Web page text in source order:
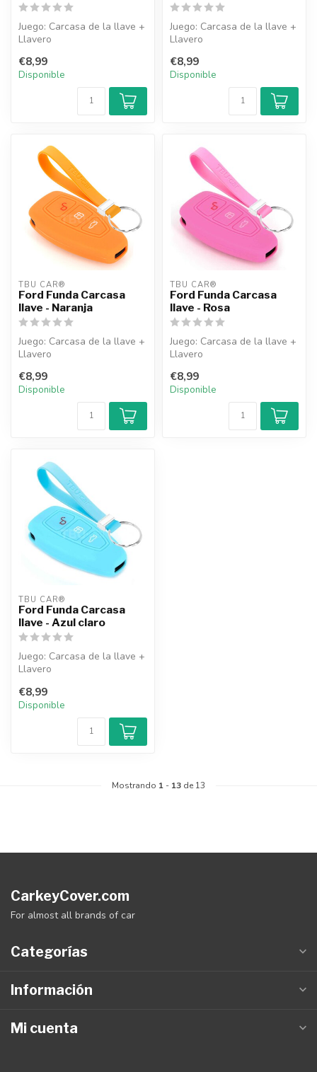
Juego: Carcasa de la llave +
Llavero
€8,99
Disponible
Juego: Carcasa de la llave +
Llavero
€8,99
Disponible
TBU CAR®
Ford Funda Carcasa
llave - Naranja
Juego: Carcasa de la llave +
Llavero
€8,99
Disponible
TBU CAR®
Ford Funda Carcasa
llave - Rosa
Juego: Carcasa de la llave +
Llavero
€8,99
Disponible
TBU CAR®
Ford Funda Carcasa
llave - Azul claro
Juego: Carcasa de la llave +
Llavero
€8,99
Disponible
Mostrando 1 - 13 de 13
CarkeyCover.com
For almost all brands of car
Categorías
Información
Mi cuenta